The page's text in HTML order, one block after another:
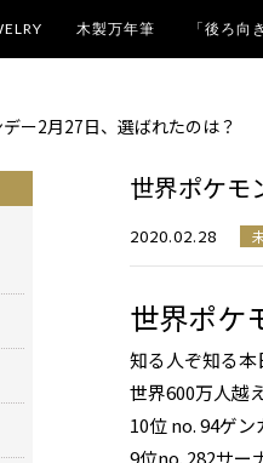
木製万年筆 「後ろ向
ー2月27日、選ばれたのは？
世界ポケモ
2020.02.28
世界ポケ
知る人ぞ知る
世界600万人越
10位 no. 94ゲン
9位no. 282サー